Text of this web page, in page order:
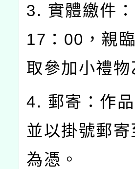
3. 實體繳件
17：00，親
取參加小禮物
4. 郵寄：作
並以掛號郵
為憑。